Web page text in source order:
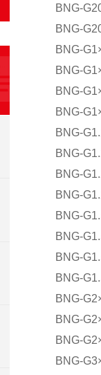
BNG-
BNG-
BNG-
BNG-
BNG-
BNG-
BNG-
BNG-
BNG-
BNG-
BNG-
BNG-
BNG-
BNG-
BNG-
BNG-
BNG-
BNG-